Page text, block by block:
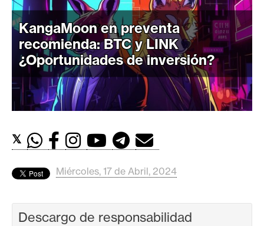
r
i
p
t
o
M
e
r
a
o
KangaMoon en preventa
recomienda: BTC y LINK
¿Oportunidades de inversión?
𝕏
Miércoles, 17 de Abril, 2024
Descargo de responsabilidad